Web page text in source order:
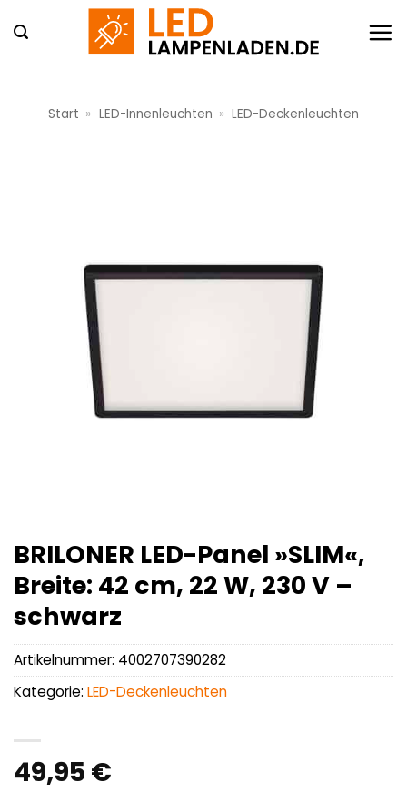
Inhalt
Start » LED-Innenleuchten » LED-Deckenleuchten
BRILONER LED-Panel »SLIM«,
Breite: 42 cm, 22 W, 230 V –
schwarz
49,95 €
Artikelnummer: 4002707390282
Kategorie: LED-Deckenleuchten